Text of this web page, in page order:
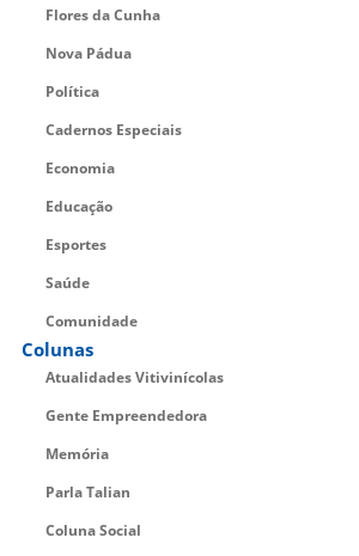
Flores da Cunha
Nova Pádua
Política
Cadernos Especiais
Economia
Educação
Esportes
Saúde
Comunidade
Colunas
Atualidades Vitivinícolas
Gente Empreendedora
Memória
Parla Talian
Coluna Social